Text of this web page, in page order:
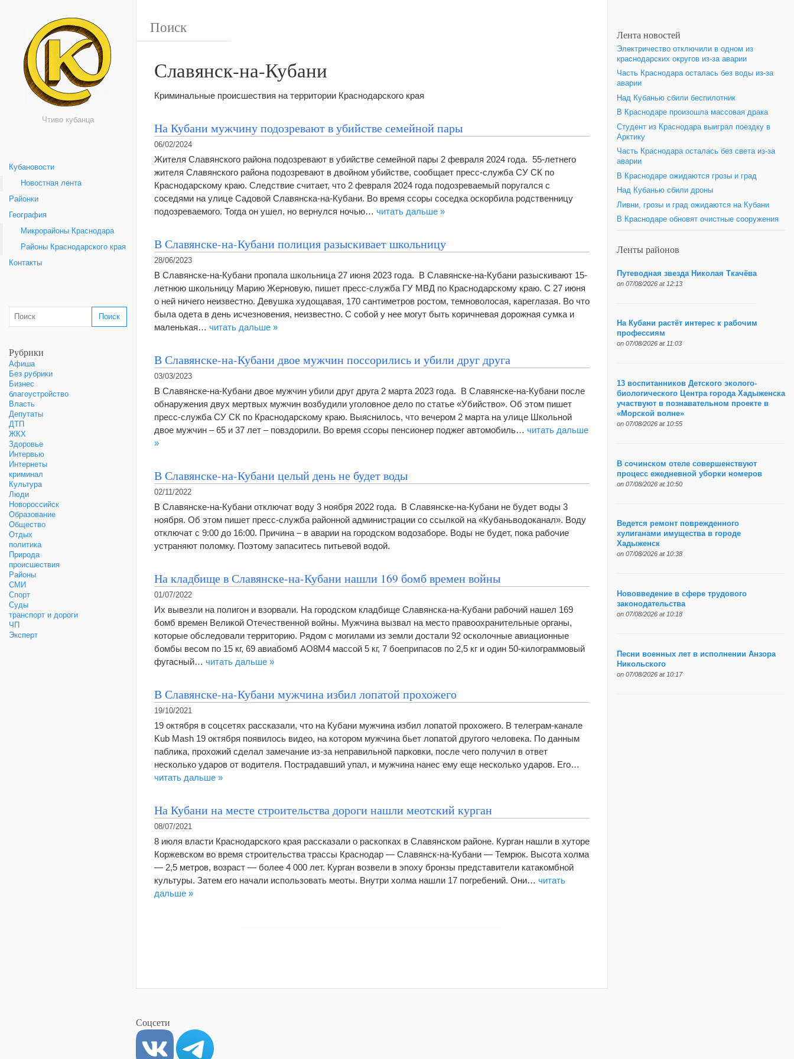
Чтиво кубанца
Кубановости
Новостная лента
Районки
География
Микрорайоны Краснодара
Районы Краснодарского края
Контакты
Рубрики
Афиша
Без рубрики
Бизнес
благоустройство
Власть
Депутаты
ДТП
ЖКХ
Здоровье
Интервью
Интернеты
криминал
Культура
Люди
Новороссийск
Образование
Общество
Отдых
политика
Природа
происшествия
Районы
СМИ
Спорт
Суды
транспорт и дороги
ЧП
Эксперт
Славянск-на-Кубани
Криминальные происшествия на территории Краснодарского края
На Кубани мужчину подозревают в убийстве семейной пары
06/02/2024
Жителя Славянского района подозревают в убийстве семейной пары 2 февраля 2024 года. 55-летнего
жителя Славянского района подозревают в двойном убийстве, сообщает пресс-служба СУ СК по
Краснодарскому краю. Следствие считает, что 2 февраля 2024 года подозреваемый поругался с
соседями на улице Садовой Славянска-на-Кубани. Во время ссоры соседка оскорбила родственницу
подозреваемого. Тогда он ушел, но вернулся ночью… читать дальше »
В Славянске-на-Кубани полиция разыскивает школьницу
28/06/2023
В Славянске-на-Кубани пропала школьница 27 июня 2023 года. В Славянске-на-Кубани разыскивают 15-
летнюю школьницу Марию Жерновую, пишет пресс-служба ГУ МВД по Краснодарскому краю. С 27 июня
о ней ничего неизвестно. Девушка худощавая, 170 сантиметров ростом, темноволосая, кареглазая. Во что
была одета в день исчезновения, неизвестно. С собой у нее могут быть коричневая дорожная сумка и
маленькая… читать дальше »
В Славянске-на-Кубани двое мужчин поссорились и убили друг друга
03/03/2023
В Славянске-на-Кубани двое мужчин убили друг друга 2 марта 2023 года. В Славянске-на-Кубани после
обнаружения двух мертвых мужчин возбудили уголовное дело по статье «Убийство». Об этом пишет
пресс-служба СУ СК по Краснодарскому краю. Выяснилось, что вечером 2 марта на улице Школьной
двое мужчин – 65 и 37 лет – повздорили. Во время ссоры пенсионер поджег автомобиль… читать дальше
»
В Славянске-на-Кубани целый день не будет воды
02/11/2022
В Славянске-на-Кубани отключат воду 3 ноября 2022 года. В Славянске-на-Кубани не будет воды 3
ноября. Об этом пишет пресс-служба районной администрации со ссылкой на «Кубан­ьводоканал». Воду
отключат с 9:00 до 16:00. Причина – в аварии на городском водозаборе. Воды не будет, пока рабочие
устраняют поломку. Поэтому запаситесь питьевой водой.
На кладбище в Славянске-на-Кубани нашли 169 бомб времен войны
01/07/2022
Их вывезли на полигон и взорвали. На городском кладбище Славянска-на-Кубани рабочий нашел 169
бомб времен Великой Отечественной войны. Мужчина вызвал на место правоохранительные органы,
которые обследовали территорию. Рядом с могилами из земли достали 92 осколочные авиационные
бомбы весом по 15 кг, 69 авиабомб АО8М4 массой 5 кг, 7 боеприпасов по 2,5 кг и один 50-килограммовый
фугасный… читать дальше »
В Славянске-на-Кубани мужчина избил лопатой прохожего
19/10/2021
19 октября в соцсетях рассказали, что на Кубани мужчина избил лопатой прохожего. В телеграм-канале
Kub Mash 19 октября появилось видео, на котором мужчина бьет лопатой другого человека. По данным
паблика, прохожий сделал замечание из-за неправильной парковки, после чего получил в ответ
несколько ударов от водителя. Пострадавший упал, и мужчина нанес ему еще несколько ударов. Его…
читать дальше »
На Кубани на месте строительства дороги нашли меотский курган
08/07/2021
8 июля власти Краснодарского края рассказали о раскопках в Славянском районе. Курган нашли в хуторе
Коржевском во время строительства трассы Краснодар — Славянск-на-Кубани — Темрюк. Высота холма
— 2,5 метров, возраст — более 4 000 лет. Курган возвели в эпоху бронзы представители катакомбной
культуры. Затем его начали использовать меоты. Внутри холма нашли 17 погребений. Они… читать
дальше »
Лента новостей
Электричество отключили в одном из
краснодарских округов из-за аварии
Часть Краснодара осталась без воды из-за
аварии
Над Кубанью сбили беспилотник
В Краснодаре произошла массовая драка
Студент из Краснодара выиграл поездку в
Арктику
Часть Краснодара осталась без света из-за
аварии
В Краснодаре ожидаются грозы и град
Над Кубанью сбили дроны
Ливни, грозы и град ожидаются на Кубани
В Краснодаре обновят очистные сооружения
Ленты районов
Путеводная звезда Николая Ткачёва
on 07/08/2026 at 12:13
На Кубани растёт интерес к рабочим
профессиям
on 07/08/2026 at 11:03
13 воспитанников Детского эколого-
биологического Центра города Хадыженска
участвуют в познавательном проекте в
«Морской волне»
on 07/08/2026 at 10:55
В сочинском отеле совершенствуют
процесс ежедневной уборки номеров
on 07/08/2026 at 10:50
Ведется ремонт поврежденного
хулиганами имущества в городе
Хадыженск
on 07/08/2026 at 10:38
Нововведение в сфере трудового
законодательства
on 07/08/2026 at 10:18
Песни военных лет в исполнении Анзора
Никольского
on 07/08/2026 at 10:17
Соцсети